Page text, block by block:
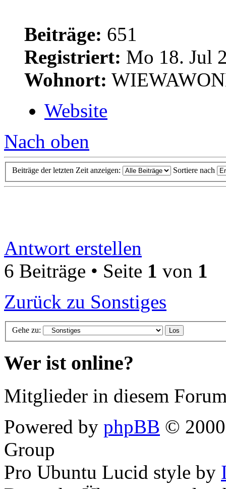
Beiträge: 651
Registriert: Mo 18. Jul
Wohnort:
Website
Nach oben
Beiträge der letzten Zeit anzeigen: Sortiere nach
Antwort erstellen
6 Beiträge • Seite 1 von 1
Zurück zu Sonstiges
Gehe zu:
Wer ist online?
Mitglieder in diesem
Powered by phpBB ©
Group
Pro Ubuntu Lucid style by